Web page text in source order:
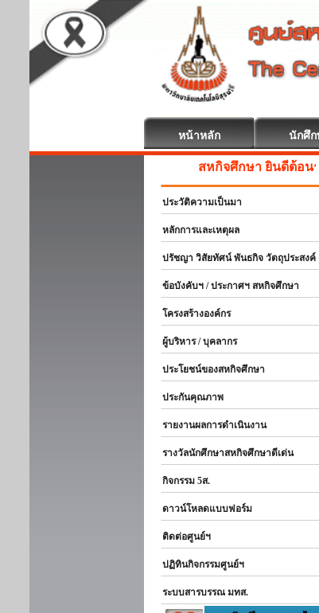
หน้าหลัก นักศึก
สหกิจศึกษา ยินดีต้อนรับ
ประวัติความเป็นมา
หลักการและเหตุผล
ปรัชญา วิสัยทัศน์ พันธกิจ วัตถุประสงค์
ข้อบังคับฯ / ประกาศฯ สหกิจศึกษา
โครงสร้างองค์กร
ผู้บริหาร / บุคลากร
ประโยชน์ของสหกิจศึกษา
ประกันคุณภาพ
รายงานผลการดำเนินงาน
รางวัลนักศึกษาสหกิจศึกษาดีเด่น
กิจกรรม 5ส.
ดาวน์โหลดแบบฟอร์ม
ติดต่อศูนย์ฯ
ปฏิทินกิจกรรมศูนย์ฯ
ระบบสารบรรณ มทส.